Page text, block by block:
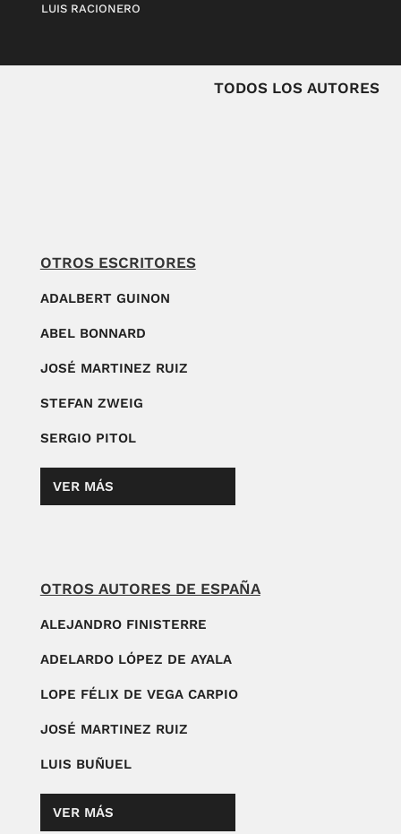
LUIS RACIONERO
TODOS LOS AUTORES
OTROS ESCRITORES
ADALBERT GUINON
ABEL BONNARD
JOSÉ MARTINEZ RUIZ
STEFAN ZWEIG
SERGIO PITOL
VER MÁS
OTROS AUTORES DE ESPAÑA
ALEJANDRO FINISTERRE
ADELARDO LÓPEZ DE AYALA
LOPE FÉLIX DE VEGA CARPIO
JOSÉ MARTINEZ RUIZ
LUIS BUÑUEL
VER MÁS